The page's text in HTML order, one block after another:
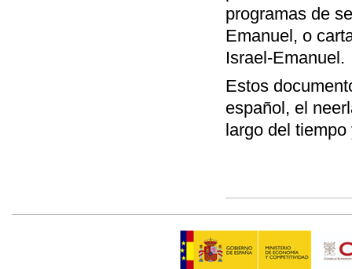
programas de
Emanuel, o
Israel-Emanuel.
Estos
español, el
largo del